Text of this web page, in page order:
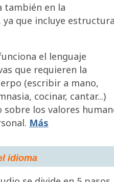
también en la
ya que incluye
el lenguaje
que requieren la
(escribir a mano,
cocinar, cantar...)
los valores
Más
idioma